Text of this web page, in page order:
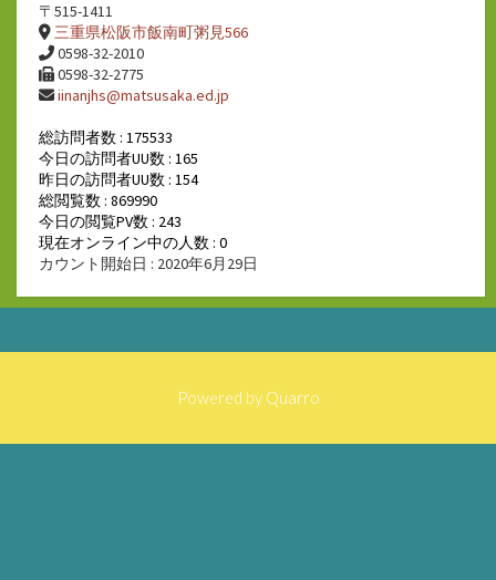
〒515-1411
三重県松阪市飯南町粥見566
0598-32-2010
0598-32-2775
iinanjhs@matsusaka.ed.jp
総訪問者数 : 175533
今日の訪問者UU数 : 165
昨日の訪問者UU数 : 154
総閲覧数 : 869990
今日の閲覧PV数 : 243
現在オンライン中の人数 : 0
カウント開始日 : 2020年6月29日
Powered by Quarro